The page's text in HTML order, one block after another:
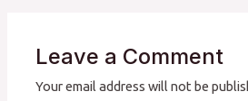
Leave a Comment
Your email address will not be